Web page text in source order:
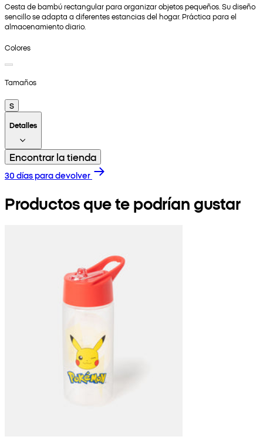
Cesta de bambú rectangular para organizar objetos pequeños. Su diseño
sencillo se adapta a diferentes estancias del hogar. Práctica para el
almacenamiento diario.
Colores
Tamaños
S
Detalles
Encontrar la tienda
30 días para devolver
Productos que te podrían gustar